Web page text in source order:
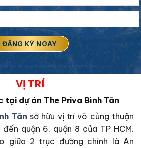
VỊ TRÍ
tại dự án The Priva Bình Tân
Tân sở hữu vị trí vô cùng thuận
quận 6, quận 8 của TP HCM.
giữa 2 trục đường chính là An